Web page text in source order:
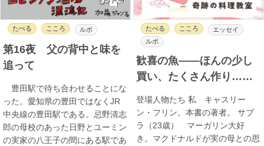
たべる こころ ルポ
第16夜 父の背中と味を
追って
豊田駅で待ち合わせることにな
った。愛知県の豊田ではなくJR
中央線の豊田駅である。忌野清志
郎の母校のあった日野とユーミン
の実家の八王子の間にある駅であ
たべる こころ
エッセイ
ルポ
歓喜の魚――ほんの少し
買い、たくさん作り……
登場人物たち 私 キャスリー
ン・フリン。本書の著者。 サブ
ラ（23歳） マーガリン大好
き。マクドナルドが実の母との思